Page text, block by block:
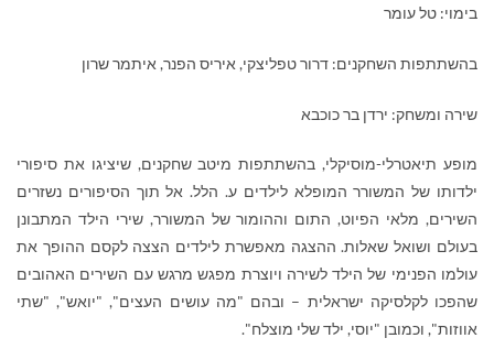
בימוי: טל עומר
בהשתתפות השחקנים: דרור טפליצקי, איריס הפנר, איתמר שרון
שירה ומשחק: ירדן בר כוכבא
מופע תיאטרלי-מוסיקלי, בהשתתפות מיטב שחקנים, שיציגו את סיפורי
ילדותו של המשורר המופלא לילדים ע. הלל. אל תוך הסיפורים נשזרים
השירים, מלאי הפיוט, התום וההומור של המשורר, שירי הילד המתבונן
בעולם ושואל שאלות. ההצגה מאפשרת לילדים הצצה לקסם ההופך את
עולמו הפנימי של הילד לשירה ויוצרת מפגש מרגש עם השירים האהובים
שהפכו לקלסיקה ישראלית – ובהם "מה עושים העצים", "יואש", "שתי
אווזות", וכמובן "יוסי, ילד שלי מוצלח".